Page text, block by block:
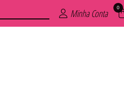
Minha Conta 0